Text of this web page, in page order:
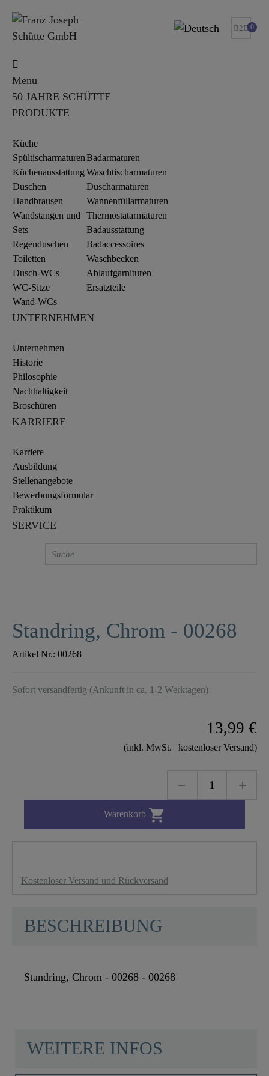
B2B 0
Menu
50 JAHRE SCHÜTTE
PRODUKTE
Küche
Spültischarmaturen
Küchenausstattung
Duschen
Handbrausen
Wandstangen und
Sets
Regenduschen
Toiletten
Dusch-WCs
WC-Sitze
Wand-WCs
Badarmaturen
Waschtischarmaturen
Duscharmaturen
Wannenfüllarmaturen
Thermostatarmaturen
Badausstattung
Badaccessoires
Waschbecken
Ablaufgarnituren
Ersatzteile
UNTERNEHMEN
Unternehmen
Historie
Philosophie
Nachhaltigkeit
Broschüren
KARRIERE
Karriere
Ausbildung
Stellenangebote
Bewerbungsformular
Praktikum
SERVICE
Standring, Chrom - 00268
Artikel Nr.: 00268
Sofort versandfertig (Ankunft in ca. 1-2 Werktagen)
13,99 €
(inkl. MwSt. | kostenloser Versand)
Warenkorb 
Kostenloser Versand und Rückversand
BESCHREIBUNG
Standring, Chrom - 00268 - 00268
WEITERE INFOS